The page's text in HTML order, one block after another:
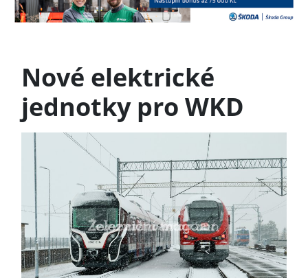
Nové elektrické
jednotky pro WKD